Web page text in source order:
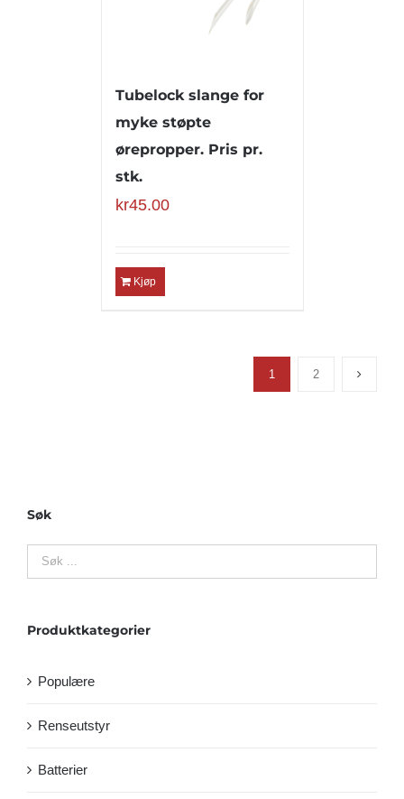
Tubelock slange for
myke støpte
ørepropper. Pris pr.
stk.
kr45.00
Kjøp
1 2
Søk
Produktkategorier
Populære
Renseutstyr
Batterier